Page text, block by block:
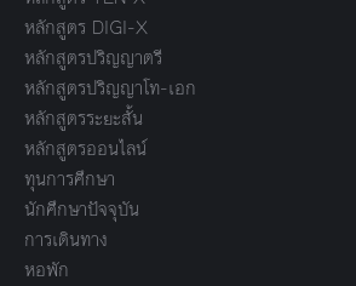
หลักสูตร DIGI-X
หลักสูตรปริญญาตรี
หลักสูตรปริญญาโท-เอก
หลักสูตรระยะสั้น
หลักสูตรออนไลน์
ทุนการศึกษา
นักศึกษาปัจจุบัน
การเดินทาง
หอพัก